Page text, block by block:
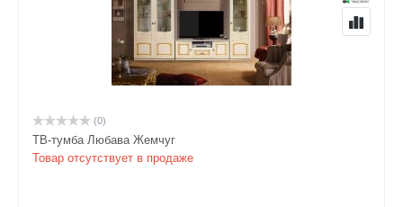
(0)
ТВ-тумба Любава Жемчуг
Товар отсутствует в продаже